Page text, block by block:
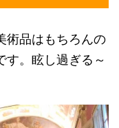
術品はもちろんの
す。眩し過ぎる～